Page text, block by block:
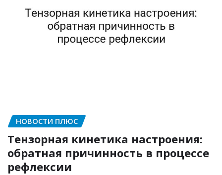
НОВОСТИ ПЛЮС
Тензорная кинетика настроения:
обратная причинность в процессе
рефлексии